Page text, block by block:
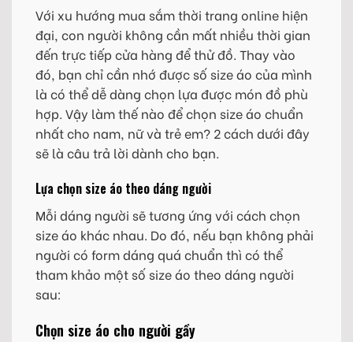
Với xu hướng mua sắm thời trang online hiện
đại, con người không cần mất nhiều thời gian
đến trực tiếp cửa hàng để thử đồ. Thay vào
đó, bạn chỉ cần nhớ được số size áo của mình
là có thể dễ dàng chọn lựa được món đồ phù
hợp. Vậy làm thế nào để chọn size áo chuẩn
nhất cho nam, nữ và trẻ em? 2 cách dưới đây
sẽ là câu trả lời dành cho bạn.
Lựa chọn size áo theo dáng người
Mỗi dáng người sẽ tương ứng với cách chọn
size áo khác nhau. Do đó, nếu bạn không phải
người có form dáng quá chuẩn thì có thể
tham khảo một số size áo theo dáng người
sau:
Chọn size áo cho người gầy